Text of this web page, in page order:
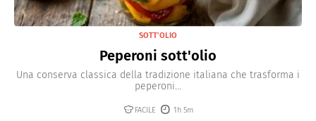
SOTT’OLIO
Peperoni sott'olio
Una conserva classica della tradizione italiana che trasforma i
peperoni...
FACILE 1h 5m